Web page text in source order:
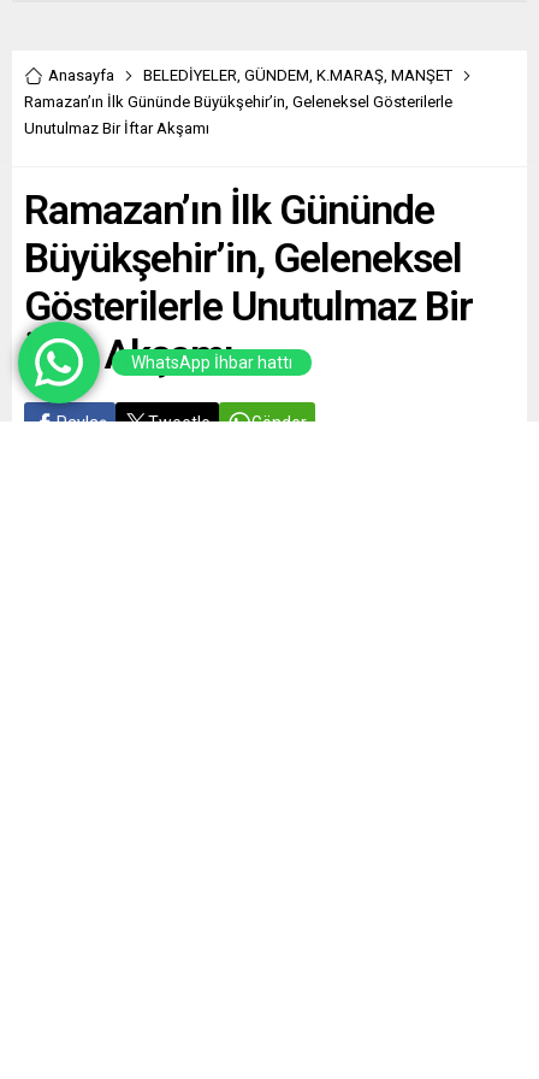
Anasayfa BELEDİYELER, GÜNDEM, K.MARAŞ, MANŞET
Ramazan’ın İlk Gününde Büyükşehir’in, Geleneksel Gösterilerle
Unutulmaz Bir İftar Akşamı
Ramazan’ın İlk Gününde
Büyükşehir’in, Geleneksel
Gösterilerle Unutulmaz Bir
İftar Akşamı
Paylaş Tweetle Gönder
WhatsApp İhbar hattı